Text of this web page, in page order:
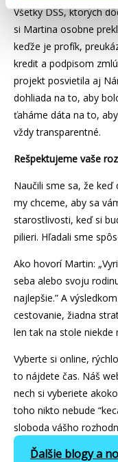
Všetky DSS, ktorých
si Martina osobne
keďže je profík,
kredit a podpisom
projekt posvietila aj
dohliada na to, aby
ťaháme dáta na to,
vždy transparentné.
Rešpektujeme vaše
Naučili sme sa, že
my chceme, aby sa
starostlivosti, keď si
pilieri. Hľadali sme
Ako hovorí Martin:
seba alebo svoju
najlepšie.” A
cestovanie, žiadna
len tak na stole niekde
Vyberte si online,
to nájdete čas. Náš
nech si vyberiete
toho nikto nebude
sloboda vášho
Ďalšie blogy a